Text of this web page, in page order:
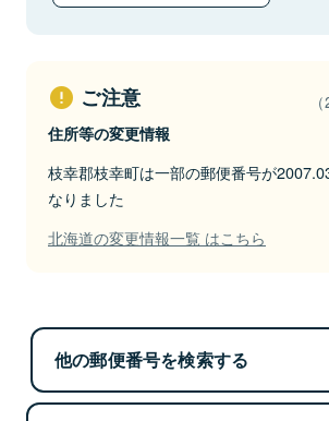
ご注意
住所等の変更情報
枝幸郡枝幸町は一部の郵便番号が
なりました
北海道の変更情報一覧 はこちら
他の郵便番号を検索する